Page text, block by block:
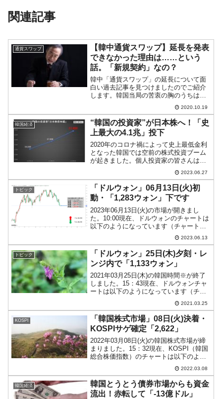
関連記事
通貨スワップ
【韓中通貨スワップ】延長を発表
できなかった理由は……という
話。「新規契約」なの？
韓中「通貨スワップ」の延長について面
白い過去記事を見つけましたのでご紹介
します。韓国当局の苦衷の胸のうちはい
かばかりか……みたいな話何度もご紹介
していますが、2017年10月10日に満了を
迎えた中韓の「通貨スワップ」は、延長
されるかどうかが...
2020.10.19
韓国経済
“韓国の投資家”が日本株へ！「史
上最大の4.1兆」投下
2020年のコロナ禍によって史上最低金利
となった韓国では空前の株式投資ブーム
が起きました。個人投資家の皆さんはこ
ぞって株式に資金投入。自国株式に資金
投下する人を「東学アリ」、主にアメリ
カ合衆国株式に資金投下する人は「西学
アリ」と呼ばれました...
2023.06.27
トピック
「ドルウォン」06月13日(火)初
動・「1,283ウォン」下です
2023年06月13日(火)の市場が開きまし
た。10:00現在、ドルウォンのチャートは
以下のようになっています（チャートは
『Investing.com』より引用）。前日は結
局支持線が破られましたので、下落トレ
ンドが確定です。底がどこになるか...
2023.06.13
トピック
「ドルウォン」25日(木)夕刻・レ
ンジ内で「1,133ウォン」
2021年03月25日(木)の韓国時間※が終了
しました。15：43現在、ドルウォンチャ
ートは以下のようになっています（チャ
ートは『Investing.com』より引用：以下
同）。あまり変化ありません。現在のと
ころ「1ドル＝1,133ウォン」...
2021.03.25
KOSPI
「韓国株式市場」08日(火)決着・
KOSPIサゲ確定「2,622」
2022年03月08日(火)の韓国株式市場が締
まりました。15：32現在、KOSPI（韓国
総合株価指数）のチャートは以下のよう
『Investing.com』より引用）。本日はち
ょうど支持線の辺りで始まりましたが、
結...
2022.03.08
韓国経済
韓国とうとう債券市場からも資金
流出！赤転して「-13億ドル」